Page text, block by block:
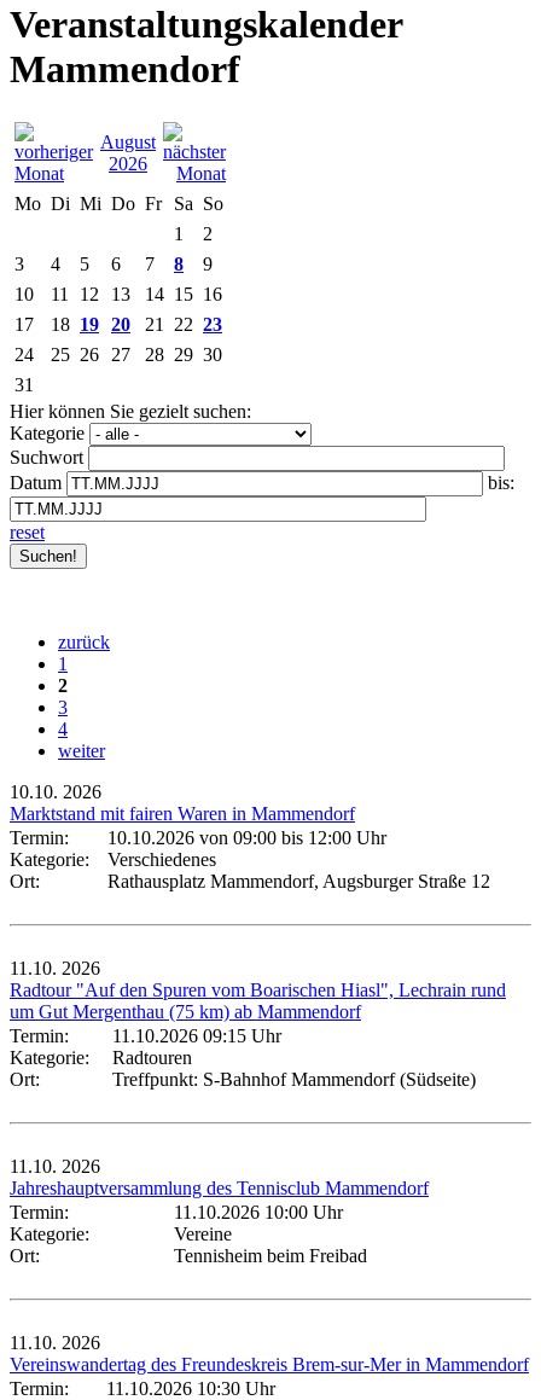
Veranstaltungskalender
Mammendorf
August
2026
Mo Di Mi Do Fr Sa So
1
2
3
4 5 6 7 8
9
10
11 12 13 14 15 16
17
18 19 20 21 22 23
24
25 26 27 28 29 30
31
Hier können Sie gezielt suchen:
Kategorie
Suchwort
Datum
bis:
reset
zurück
1
2
3
4
weiter
10.10. 2026
Marktstand mit fairen Waren in Mammendorf
Termin:
10.10.2026 von 09:00 bis 12:00 Uhr
Kategorie:
Verschiedenes
Ort:
Rathausplatz Mammendorf, Augsburger Straße 12
11.10. 2026
Radtour "Auf den Spuren vom Boarischen Hiasl", Lechrain rund
um Gut Mergenthau (75 km) ab Mammendorf
Termin:
11.10.2026 09:15 Uhr
Kategorie:
Radtouren
Ort:
Treffpunkt: S-Bahnhof Mammendorf (Südseite)
11.10. 2026
Jahreshauptversammlung des Tennisclub Mammendorf
Termin:
11.10.2026 10:00 Uhr
Kategorie:
Vereine
Ort:
Tennisheim beim Freibad
11.10. 2026
Vereinswandertag des Freundeskreis Brem-sur-Mer in Mammendorf
Termin:
11.10.2026 10:30 Uhr